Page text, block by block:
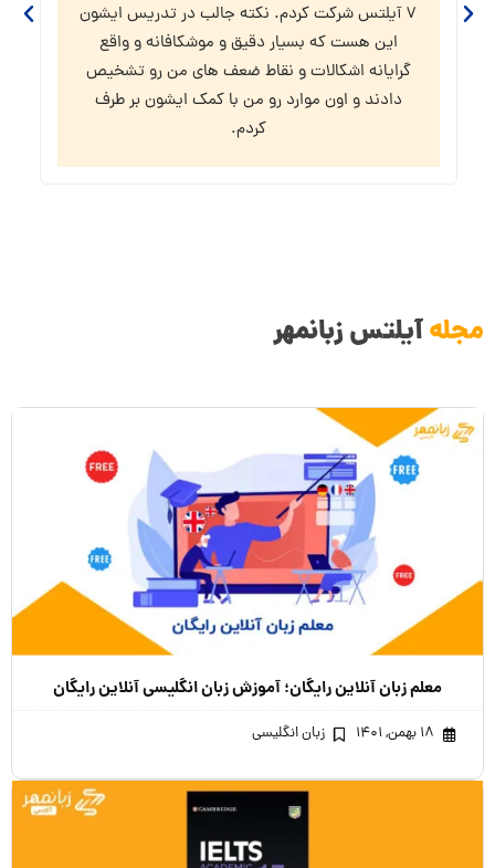
۷ آیلتس شرکت کردم. نکته جالب در تدریس ایشون
این هست که بسیار دقیق و موشکافانه و واقع
گرایانه اشکالات و نقاط ضعف های من رو تشخیص
دادند و اون موارد رو من با کمک ایشون بر طرف
کردم.
مجلهآیلتس زبانمهر
معلم زبان آنلاین رایگان؛ آموزش زبان انگلیسی آنلاین رایگان
۱۸ بهمن, ۱۴۰۱ زبان انگلیسی